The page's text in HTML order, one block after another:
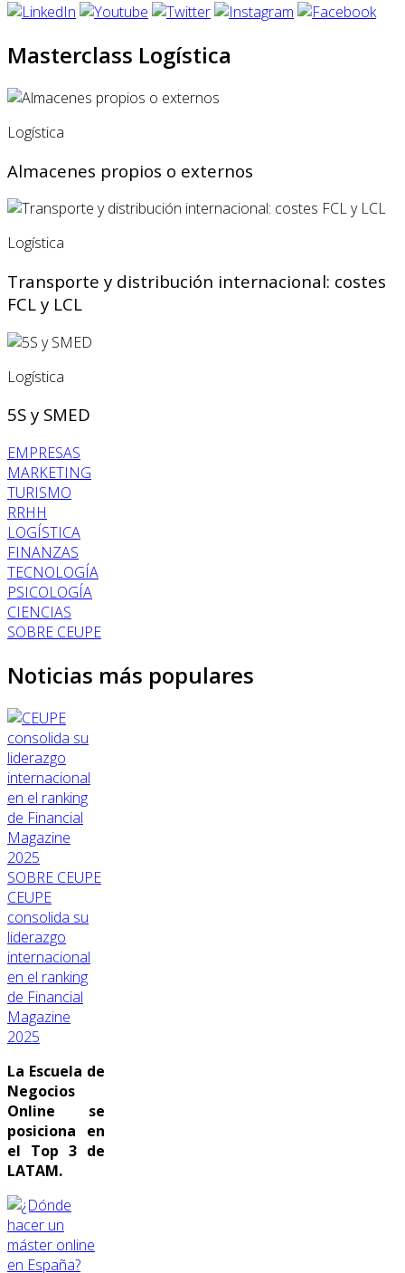
Masterclass Logística
Logística
Almacenes propios o externos
Logística
Transporte y distribución internacional: costes
FCL y LCL
Logística
5S y SMED
EMPRESAS
MARKETING
TURISMO
RRHH
LOGÍSTICA
FINANZAS
TECNOLOGÍA
PSICOLOGÍA
CIENCIAS
SOBRE CEUPE
Noticias más populares
SOBRE CEUPE
CEUPE
consolida su
liderazgo
internacional
en el ranking
de Financial
Magazine
2025
La Escuela de
Negocios
Online se
posiciona en
el Top 3 de
LATAM.